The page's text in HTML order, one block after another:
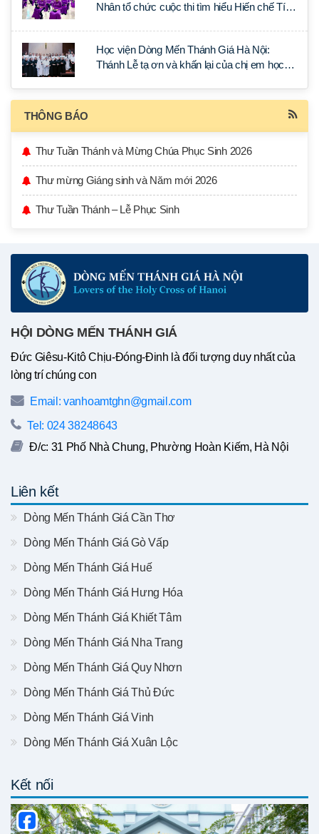
Nhân tổ chức cuộc thi tìm hiểu Hiến chế Tín
Học viện Dòng Mến Thánh Giá Hà Nội:
Thánh Lễ tạ ơn và khấn lại của chị em học
THÔNG BÁO
Thư Tuần Thánh và Mừng Chúa Phục Sinh 2026
Thư mừng Giáng sinh và Năm mới 2026
Thư Tuần Thánh – Lễ Phục Sinh
HỘI DÒNG MẾN THÁNH GIÁ
Đức Giêsu-Kitô Chịu-Đóng-Đinh là đối tượng duy nhất của
lòng trí chúng con
Email: vanhoamtghn@gmail.com
Tel: 024 38248643
Đ/c: 31 Phố Nhà Chung, Phường Hoàn Kiếm, Hà Nội
Liên kết
Dòng Mến Thánh Giá Cần Thơ
Dòng Mến Thánh Giá Gò Vấp
Dòng Mến Thánh Giá Huế
Dòng Mến Thánh Giá Hưng Hóa
Dòng Mến Thánh Giá Khiết Tâm
Dòng Mến Thánh Giá Nha Trang
Dòng Mến Thánh Giá Quy Nhơn
Dòng Mến Thánh Giá Thủ Đức
Dòng Mến Thánh Giá Vinh
Dòng Mến Thánh Giá Xuân Lộc
Kết nối